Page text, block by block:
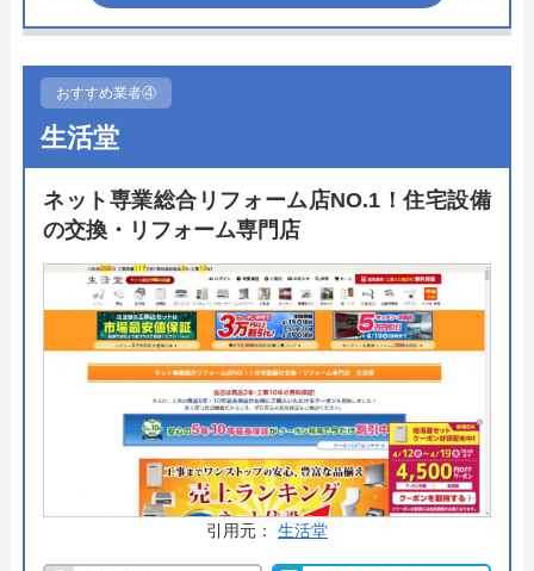
ている製品から交換可能な製品をすぐに探せる検索
いです。
商品が決まったらネット上で完結できる無料見積も
りをしてみましょう。無料見積もりでは現在の状態
を入力するだけで金額を算出してくれるので面倒な
レリフォームを実現してくれるのでまずは金額を確
認してみてはいかがでしょうか。
公式サイトで
料金詳細を見る
交換の達人 の基本情報
株式会社ハウスラボ
おすすめ業者④
生活堂
ネット専業総合リフォーム店NO.1！住宅設備
の交換・リフォーム専門店
引用元： 生活堂